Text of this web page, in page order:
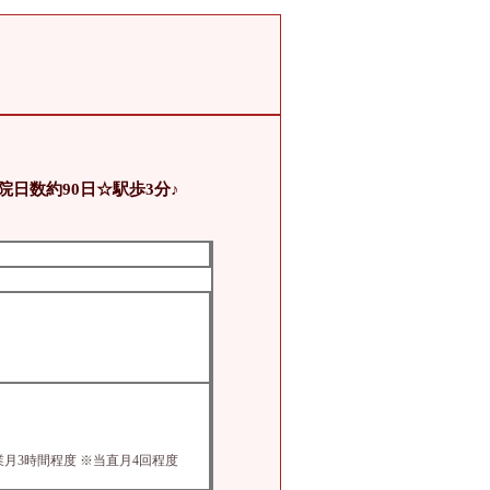
日数約90日☆駅歩3分♪
月3時間程度 ※当直月4回程度